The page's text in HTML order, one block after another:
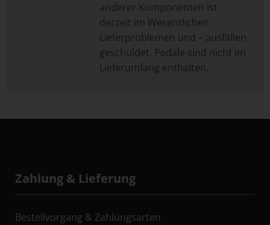
anderer Komponenten ist
derzeit im Wesentlichen
Lieferproblemen und – ausfällen
geschuldet. Pedale sind nicht im
Lieferumfang enthalten.
Zahlung & Lieferung
Bestellvorgang & Zahlungsarten